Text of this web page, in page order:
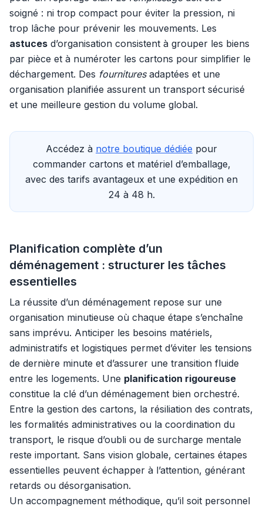
soigné : ni trop compact pour éviter la pression, ni
trop lâche pour prévenir les mouvements. Les
astuces d’organisation consistent à grouper les biens
par pièce et à numéroter les cartons pour simplifier le
déchargement. Des fournituresadaptées et une
organisation planifiée assurent un transport sécurisé
et une meilleure gestion du volume global.
Accédez à notre boutique dédiée pour
commander cartons et matériel d’emballage,
avec des tarifs avantageux et une expédition en
24 à 48 h.
Planification complète d’un
déménagement : structurer les tâches
essentielles
La réussite d’un déménagement repose sur une
organisation minutieuse où chaque étape s’enchaîne
sans imprévu. Anticiper les besoins matériels,
administratifs et logistiques permet d’éviter les tensions
de dernière minute et d’assurer une transition fluide
entre les logements. Une planification rigoureuse
constitue la clé d’un déménagement bien orchestré.
Entre la gestion des cartons, la résiliation des contrats,
les formalités administratives ou la coordination du
transport, le risque d’oubli ou de surcharge mentale
reste important. Sans vision globale, certaines étapes
essentielles peuvent échapper à l’attention, générant
retards ou désorganisation.
Un accompagnement méthodique, qu’il soit personnel